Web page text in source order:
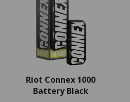
Riot Connex 1000
Battery Black